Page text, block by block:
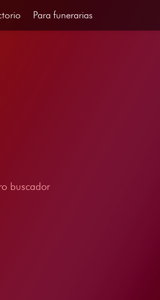
Para funerarias
buscador